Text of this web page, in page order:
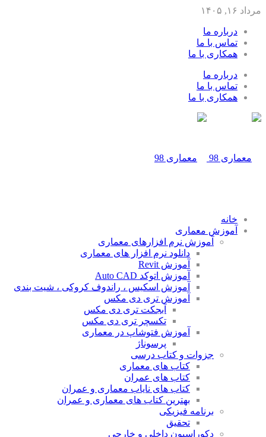
مرداد ۱۶, ۱۴۰۵
درباره ما
تماس با ما
همکاری با ما
درباره ما
تماس با ما
همکاری با ما
خانه
آموزش معماری
آموزش نرم افزارهای معماری
دانلود نرم افزار های معماری
آموزش Revit
آموزش اتوکد Auto CAD
آموزش اسکیس ، راندوف کروکی ، شیت بندی
آموزش تری دی مکس
آبجکت تری دی مکس
تکسچر تری دی مکس
آموزش فتوشاپ در معماری
پرسوناژ
جزوات و کتاب درسی
کتاب های معماری
کتاب های عمران
کتاب های نایاب معماری و عمران
بهترین کتاب های معماری و عمران
برنامه فیزیکی
تحقیق
دکوراسیون داخلی و خارجی